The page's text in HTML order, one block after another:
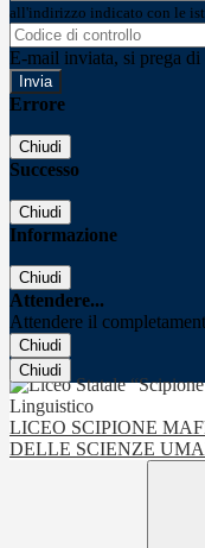
all'indirizzo indicato con le
E-mail inviata, si prega
Errore
Chiudi
Successo
Chiudi
Informazione
Chiudi
Attendere...
Attendere il
Chiudi
Chiudi
LICEO SCIPIONE
DELLE SCIENZE